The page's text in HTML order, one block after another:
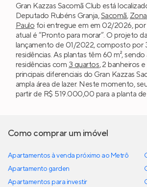
Gran Kazzas Sacomã Club está
Deputado Rubéns Granja,Sacomã,
Paulo foi entregue em em 02/2026, por
atual é “Pronto para morar”. O projeto da
lançamento de 01/2022, composto por
residências. As plantas têm 60 m², sendo
residências com 3 quartos, 2 banheiros e
principais diferenciais do Gran Kazzas
ampla área de lazer. Neste momento,
partir de R$ 519.000,00 para a planta de
Como comprar um imóvel
Apartamentos à venda próximo ao Metrô
Apartamento garden
Apartamentos para investir